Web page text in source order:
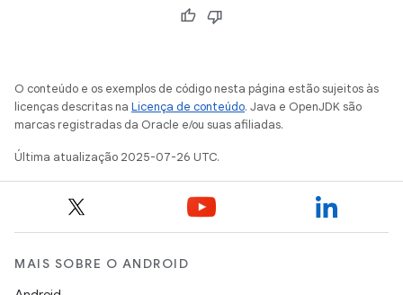
O conteúdo e os exemplos de código nesta página estão sujeitos às
licenças descritas na Licença de conteúdo. Java e OpenJDK são
marcas registradas da Oracle e/ou suas afiliadas.
Última atualização 2025-07-26 UTC.
MAIS SOBRE O ANDROID